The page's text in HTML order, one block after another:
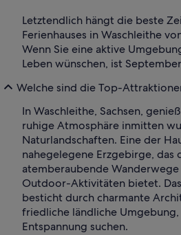
Letztendlich hängt die beste
Ferienhauses in Waschleithe
Wenn Sie eine aktive
Leben wünschen, ist
Welche sind die Top-
In Waschleithe, Sachsen,
ruhige Atmosphäre inmitten
Naturlandschaften. Eine der
nahegelegene Erzgebirge, das
atemberaubende
Outdoor-Aktivitäten bietet.
besticht durch charmante
friedliche ländliche
Entspannung suchen.